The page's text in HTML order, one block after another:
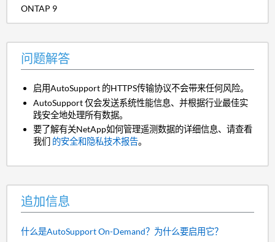
ONTAP 9
问题解答
启用AutoSupport 的HTTPS传输协议不会带来任何风险。
AutoSupport 仅会发送系统性能信息、并根据行业最佳实
践安全地处理所有数据。
要了解有关NetApp如何管理遥测数据的详细信息、请查看
我们 的安全和隐私技术报告。
追加信息
什么是AutoSupport On-Demand？为什么要启用它？